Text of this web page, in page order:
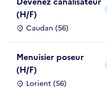
(H/F)
Caudan (56)
Menuisier poseur
(H/F)
Lorient (56)